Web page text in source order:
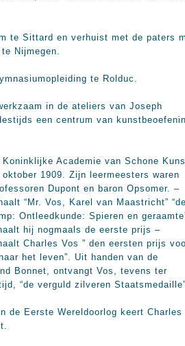
te Sittard en verhuist met de paters
Nijmegen.
te Rolduc.
in de ateliers van Joseph
een centrum van
Academie van Schone
1909. Zijn leermeesters waren
Dupont en baron Opsomer. –
“Mr. Vos, Karel van Maastricht”
Ontleedkunde: Spieren en
hij nogmaals de eerste prijs –
Charles Vos ” den eersten prijs
het leven”. Uit handen van de
Bonnet, ontvangt Vos, tevens ter
“de verguld zilveren
de Eerste Wereldoorlog keert Charles